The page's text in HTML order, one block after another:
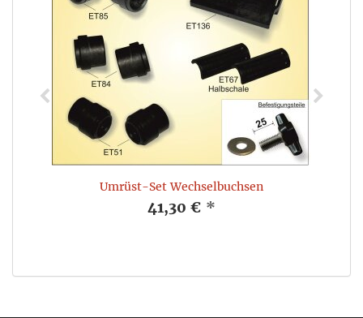
Umrüst-Set Wechselbuchsen
41,30 € *